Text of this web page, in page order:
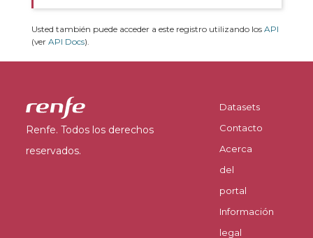
Usted también puede acceder a este registro utilizando los API
(ver API Docs).
Renfe. Todos los derechos
reservados.
Datasets
Contacto
Acerca
del
portal
Información
legal